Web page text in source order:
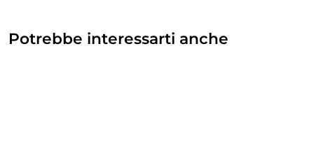
Potrebbe interessarti anche